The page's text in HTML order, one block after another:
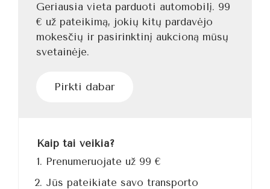
Geriausia vieta parduoti automobilį. 99
€ už pateikimą, jokių kitų pardavėjo
mokesčių ir pasirinktinį aukcioną mūsų
svetainėje.
Pirkti dabar
Kaip tai veikia?
Prenumeruojate už 99 €
Jūs pateikiate savo transporto